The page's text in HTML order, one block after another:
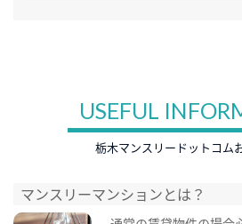
USEFUL
栃木マンスリードットコム
マンスリーマンションとは？